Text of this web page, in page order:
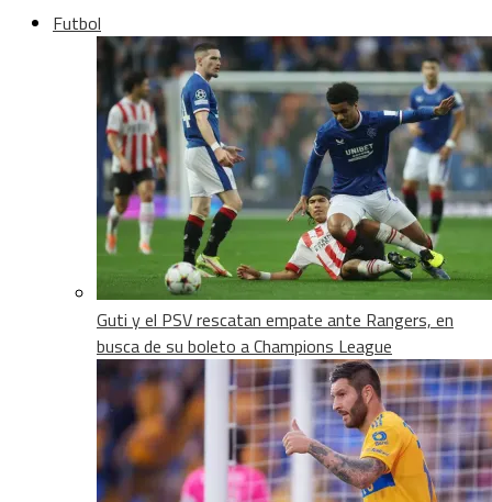
Futbol
Guti y el PSV rescatan empate ante Rangers, en
busca de su boleto a Champions League